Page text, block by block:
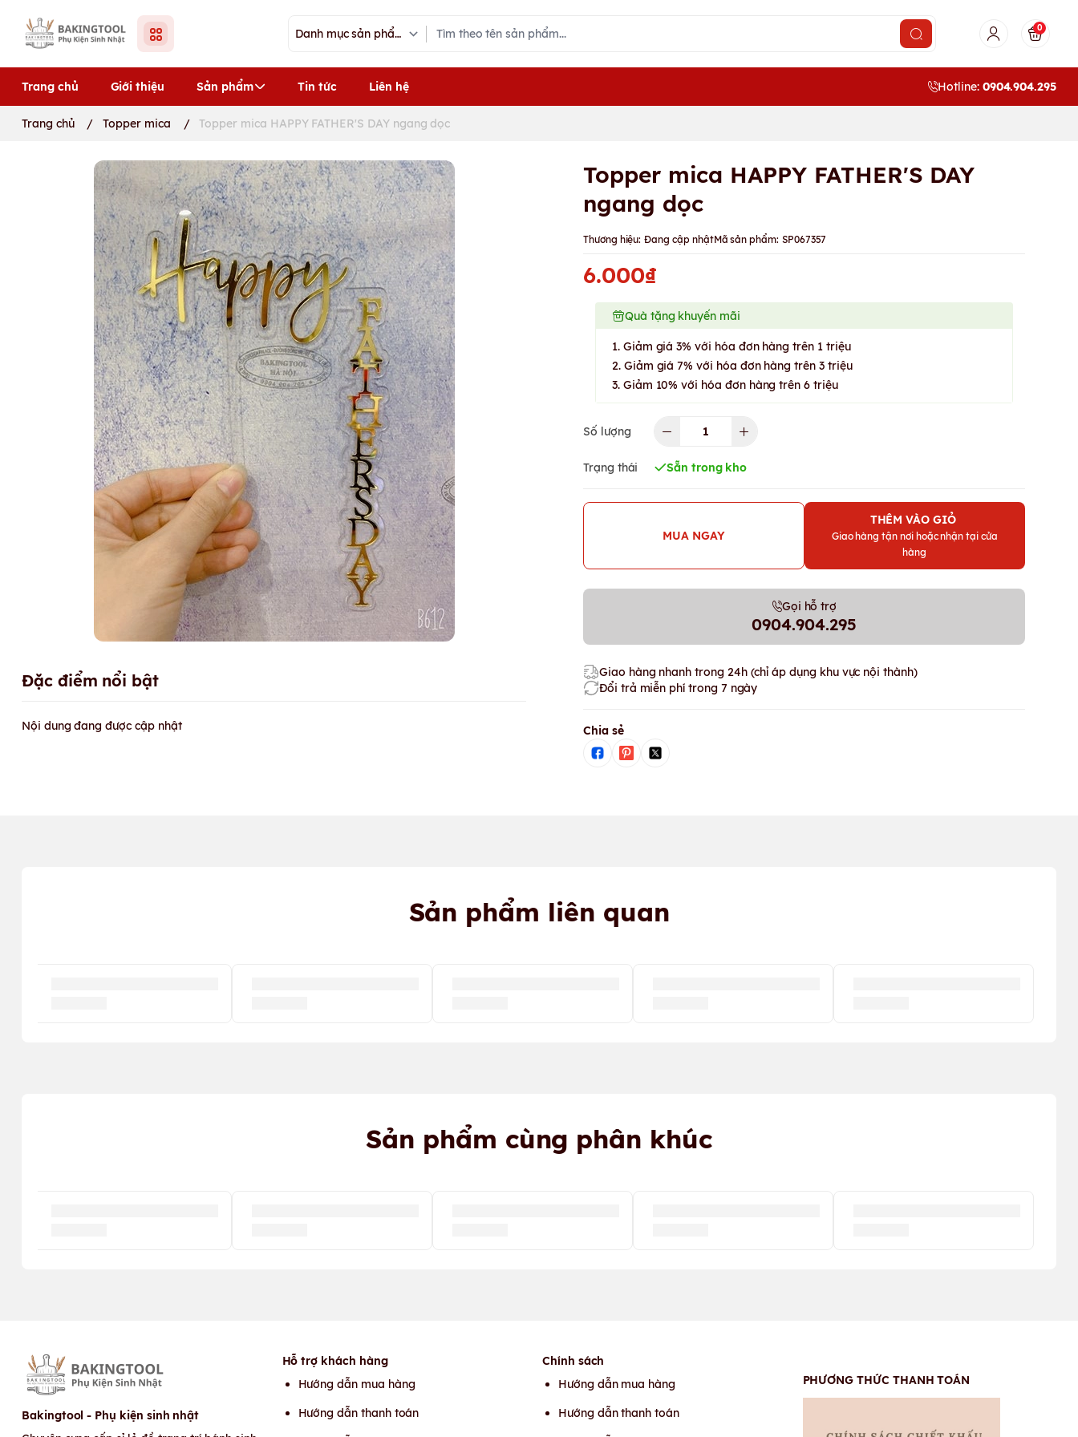
0
Trang chủ Giới thiệu Sản phẩm Tin tức Liên hệ Hotline: 0904.904.295
Trang chủ / Topper mica / Topper mica HAPPY FATHER'S DAY ngang dọc
Topper mica HAPPY FATHER'S DAY
ngang dọc
Thương hiệu: Đang cập nhậtMã sản phẩm: SP067357
6.000₫
Quà tặng khuyến mãi
1. Giảm giá 3% với hóa đơn hàng trên 1 triệu
2. Giảm giá 7% với hóa đơn hàng trên 3 triệu
3. Giảm 10% với hóa đơn hàng trên 6 triệu
Số lượng
Trạng thái Sẵn trong kho
MUA NGAY
THÊM VÀO GIỎ
Giao hàng tận nơi hoặc nhận tại cửa
hàng
Gọi hỗ trợ
0904.904.295
Giao hàng nhanh trong 24h (chỉ áp dụng khu vực nội thành)
Đổi trả miễn phí trong 7 ngày
Chia sẻ
Đặc điểm nổi bật
Nội dung đang được cập nhật
Sản phẩm liên quan
Sản phẩm cùng phân khúc
Bakingtool - Phụ kiện sinh nhật
Hỗ trợ khách hàng
Hướng dẫn mua hàng
Hướng dẫn thanh toán
Chính sách
Hướng dẫn mua hàng
Hướng dẫn thanh toán
PHƯƠNG THỨC THANH TOÁN